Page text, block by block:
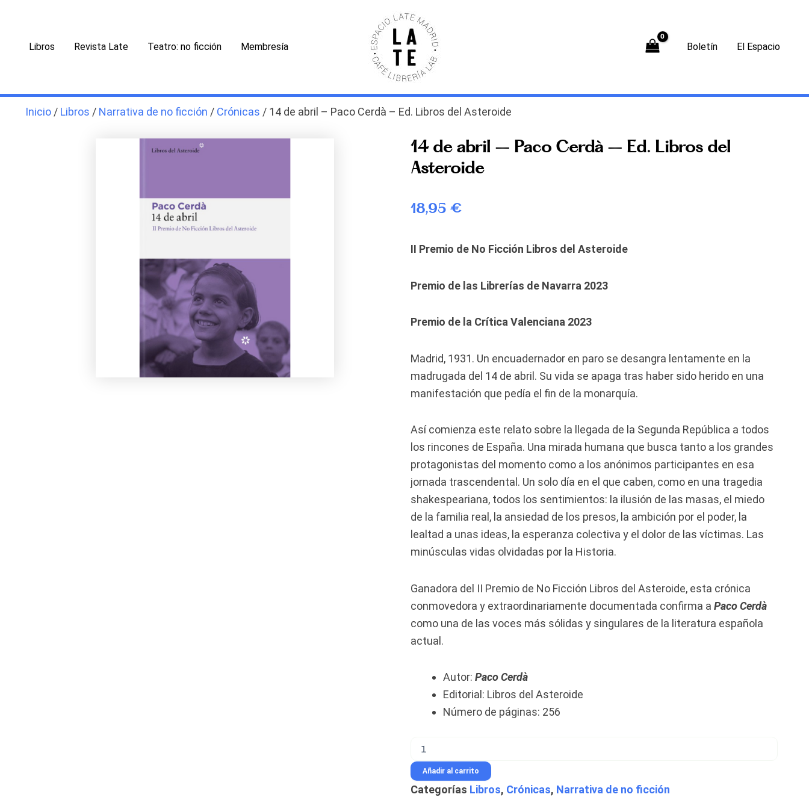
contenido
Libros Revista Late Teatro: no ficción Membresía Boletín El Espacio
Inicio / Libros / Narrativa de no ficción / Crónicas / 14 de abril – Paco Cerdà – Ed. Libros del Asteroide
14 de abril – Paco Cerdà – Ed. Libros del
Asteroide
18,95 €
II Premio de No Ficción Libros del Asteroide
Premio de las Librerías de Navarra 2023
Premio de la Crítica Valenciana 2023
Madrid, 1931. Un encuadernador en paro se desangra lentamente en la
madrugada del 14 de abril. Su vida se apaga tras haber sido herido en una
manifestación que pedía el fin de la monarquía.
Así comienza este relato sobre la llegada de la Segunda República a todos
los rincones de España. Una mirada humana que busca tanto a los grandes
protagonistas del momento como a los anónimos participantes en esa
jornada trascendental. Un solo día en el que caben, como en una tragedia
shakespeariana, todos los sentimientos: la ilusión de las masas, el miedo
de la familia real, la ansiedad de los presos, la ambición por el poder, la
lealtad a unas ideas, la esperanza colectiva y el dolor de las víctimas. Las
minúsculas vidas olvidadas por la Historia.
Ganadora del II Premio de No Ficción Libros del Asteroide, esta crónica
conmovedora y extraordinariamente documentada confirma a Paco Cerdà
como una de las voces más sólidas y singulares de la literatura española
actual.
Autor: Paco Cerdà
Editorial: Libros del Asteroide
Número de páginas: 256
abril
-
Paco
Añadir al carrito
Categorías Libros, Crónicas, Narrativa de no ficción